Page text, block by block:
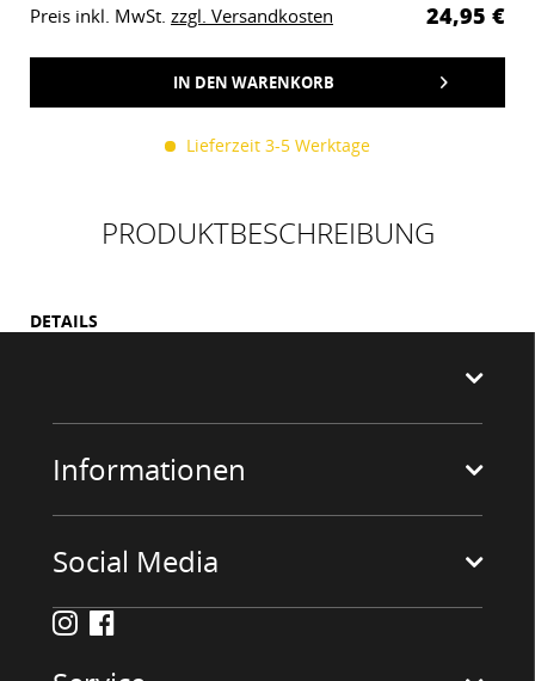
Preis inkl. MwSt. zzgl. Versandkosten 24,95 €
IN DEN WARENKORB
Lieferzeit 3-5 Werktage
PRODUKTBESCHREIBUNG
DETAILS
Informationen
Social Media